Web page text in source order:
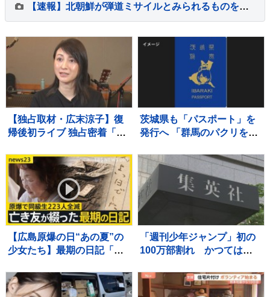
【速報】北朝鮮が弾道ミサイルとみられるものを発射 防衛省
【独占取材・広末涼子】復
帰後初ライブ 独占密着「次
って…」病名公表を決断さ
せた“次男の言葉”（特別イ
ンタビュー）
茨城県も「パスポート」を
発行へ 「群馬のパクリを狙
の了解も得た」
【広島原爆の日“あの夏”の
少女たち】最期の日記「き
った亡き友へ…“同級生223
人全滅”残された少女の葛藤
「週刊少年ジャンプ」初の
100万部割れ かつては漫
を記録 国内雑誌で100万
部超えゼロに